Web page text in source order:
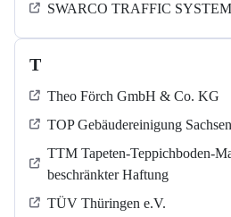
SWARCO TRAFFIC
T
Theo Förch GmbH & Co. KG
TOP Gebäudereinigung
TTM Tapeten-Teppichboden-
beschränkter Haftung
TÜV Thüringen e.V.